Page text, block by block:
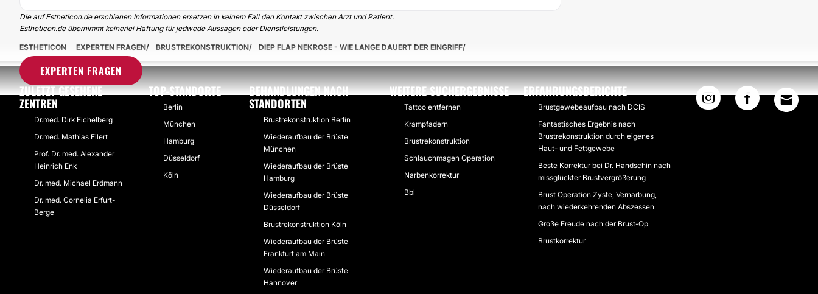
Die auf Estheticon.de erschienen Informationen ersetzen in keinem Fall den Kontakt zwischen Arzt und Patient.
Estheticon.de übernimmt keinerlei Haftung für jedwede Aussagen oder Dienstleistungen.
EXPERTEN FRAGEN
ESTHETICON EXPERTEN FRAGEN BRUSTREKONSTRUKTION DIEP FLAP NEKROSE - WIE LANGE DAUERT DER EINGRIFF
ZULETZT GESEHENE
ZENTREN
Dr.med. Dirk Eichelberg
Dr.med. Mathias Eilert
Prof. Dr. med. Alexander
Heinrich Enk
Dr. med. Michael Erdmann
Dr. med. Cornelia Erfurt-
Berge
TOP-STANDORTE
Berlin
München
Hamburg
Düsseldorf
Köln
BEHANDLUNGEN NACH
STANDORTEN
Brustrekonstruktion Berlin
Wiederaufbau der Brüste
München
Wiederaufbau der Brüste
Hamburg
Wiederaufbau der Brüste
Düsseldorf
Brustrekonstruktion Köln
Wiederaufbau der Brüste
Frankfurt am Main
Wiederaufbau der Brüste
Hannover
WEITERE SUCHERGEBNISSE
Tattoo entfernen
Krampfadern
Brustrekonstruktion
Schlauchmagen Operation
Narbenkorrektur
Bbl
ERFAHRUNGSBERICHTE
Brustgewebeaufbau nach DCIS
Fantastisches Ergebnis nach
Brustrekonstruktion durch eigenes
Haut- und Fettgewebe
Beste Korrektur bei Dr. Handschin nach
missglückter Brustvergrößerung
Brust Operation Zyste, Vernarbung,
nach wiederkehrenden Abszessen
Große Freude nach der Brust-Op
Brustkorrektur